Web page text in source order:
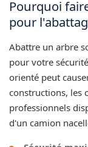
Pourquoi
pour
Abattre un arbre
pour votre
orienté peut
constructions, les
professionnels
d'un camion